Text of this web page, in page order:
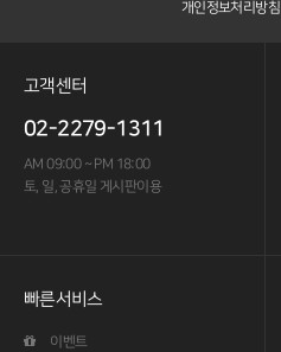
개인정보처리방침
고객센터
02-2279-1311
AM 09:00 ~ PM 18:00
토, 일, 공휴일 게시판이용
빠른서비스
이벤트